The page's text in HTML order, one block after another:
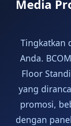
Media
Tingkatkan
Anda.
Floor
yang
promosi,
dengan